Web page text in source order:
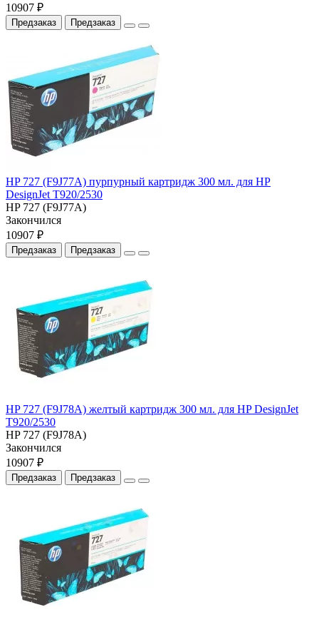
10907 ₽
Предзаказ Предзаказ
HP 727 (F9J77A) пурпурный картридж 300 мл. для HP
DesignJet T920/2530
HP 727 (F9J77A)
Закончился
10907 ₽
Предзаказ Предзаказ
HP 727 (F9J78A) желтый картридж 300 мл. для HP DesignJet
T920/2530
HP 727 (F9J78A)
Закончился
10907 ₽
Предзаказ Предзаказ